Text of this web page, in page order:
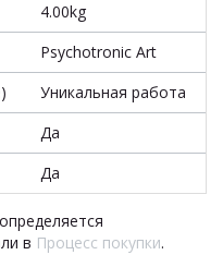
4.00kg
Psychotronic Art
Уникальная работа
Да
Да
в Процесс покупки.